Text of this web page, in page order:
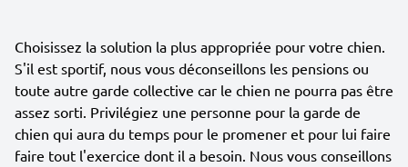
Choisissez la solution la plus appropriée pour votre chien.
S'il est sportif, nous vous déconseillons les pensions ou
toute autre garde collective car le chien ne pourra pas être
assez sorti. Privilégiez une personne pour la garde de
chien qui aura du temps pour le promener et pour lui faire
faire tout l'exercice dont il a besoin. Nous vous conseillons